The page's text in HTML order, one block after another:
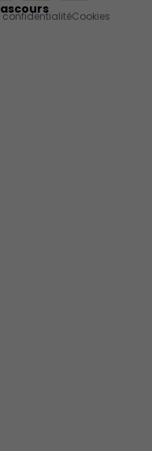
confidentialitéCookies